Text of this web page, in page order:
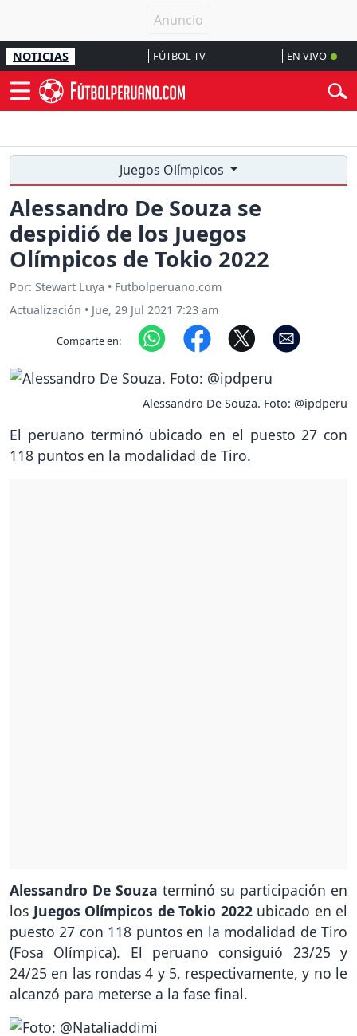
NOTICIAS FÚTBOL TV EN VIVO
Juegos Olímpicos
Alessandro De Souza se
despidió de los Juegos
Olímpicos de Tokio 2022
Por: Stewart Luya • Futbolperuano.com
Actualización • Jue, 29 Jul 2021 7:23 am
Comparte en:
Alessandro De Souza. Foto: @ipdperu
El peruano terminó ubicado en el puesto 27 con
118 puntos en la modalidad de Tiro.
Alessandro De Souza terminó su participación en
los Juegos Olímpicos de Tokio 2022ubicado en el
puesto 27 con 118 puntos en la modalidad de Tiro
(Fosa Olímpica). El peruano consiguió 23/25 y
24/25 en las rondas 4 y 5, respectivamente, y no le
alcanzó para meterse a la fase final.